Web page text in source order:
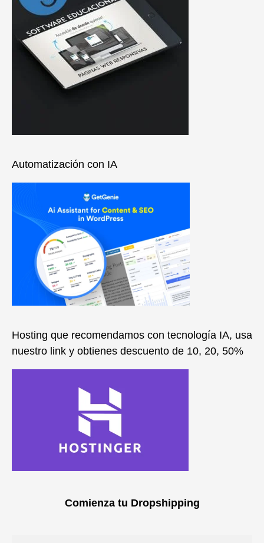
Automatización con IA
Hosting que recomendamos con tecnología IA, usa
nuestro link y obtienes descuento de 10, 20, 50%
Comienza tu Dropshipping